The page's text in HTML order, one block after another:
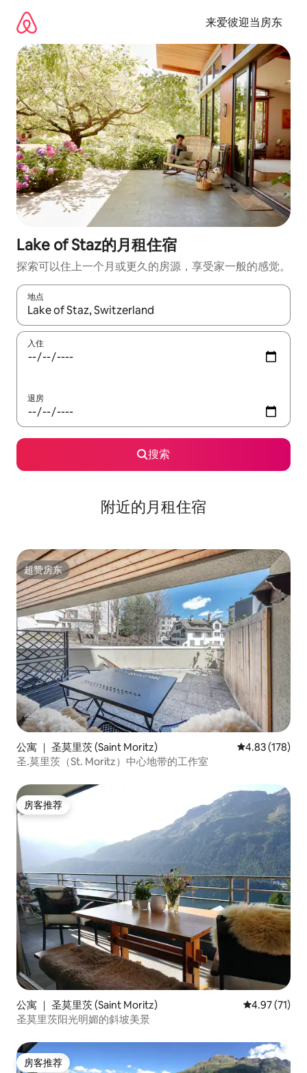
来爱彼迎当房东
Lake of Staz的月租住宿
探索可以住上一个月或更久的房源，享受家一般的感觉。
地点
如有搜索结果，请使用上下方向键查看，或通过点击或滑动手势
入住
退房
搜索
附近的月租住宿
超赞房东
超赞房东
公寓 ｜ 圣莫里茨 (Saint Moritz) 平均评分 4.83
4.83 (178)
圣.莫里茨（St. Moritz）中心地带的工作室
房客推荐
房客推荐
公寓 ｜ 圣莫里茨 (Saint Moritz) 平均评分
4.97 (71)
圣莫里茨阳光明媚的斜坡美景
房客推荐
房客推荐